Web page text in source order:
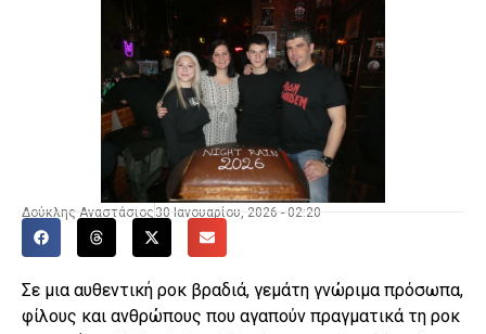
Δούκλης Αναστάσιος 30 Ιανουαρίου, 2026 - 02:20
Σε μια αυθεντική ροκ βραδιά, γεμάτη γνώριμα πρόσωπα,
φίλους και ανθρώπους που αγαπούν πραγματικά τη ροκ